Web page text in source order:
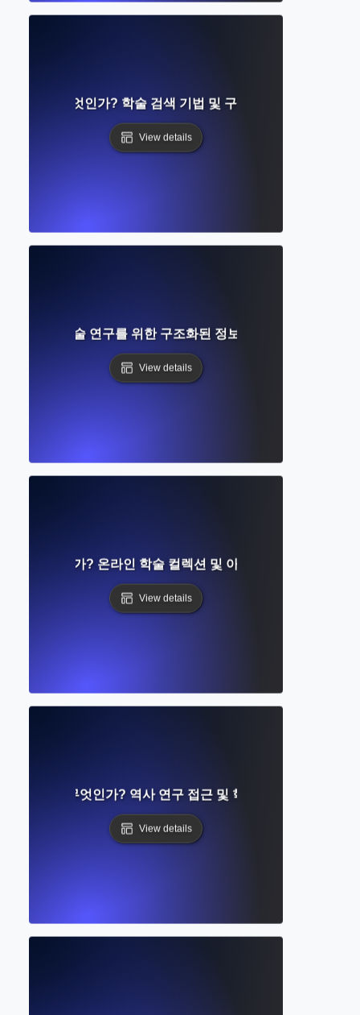
쿼리란 무엇인가? 학술 검색 기법 및 구문에 대한 완벽한 가
View details
엇인가? 학술 연구를 위한 구조화된 정보 시스템에 대한 완벽
View details
이란 무엇인가? 온라인 학술 컬렉션 및 아카이브에 접근하는
View details
카이브란 무엇인가? 역사 연구 접근 및 학술 보존 이해하기
View details